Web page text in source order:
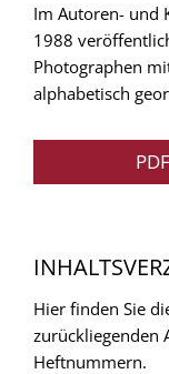
Im Autoren- und
1988
Photographen
alphabetisch
PDF
Hier finden Sie
zurückliegenden
Heftnummern.